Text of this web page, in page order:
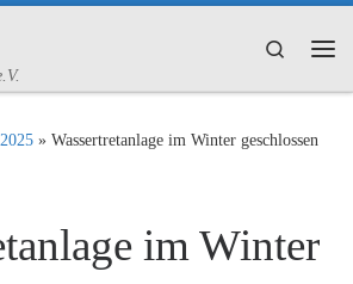
Search
» Wassertretanlage im Winter geschlossen
im Winter